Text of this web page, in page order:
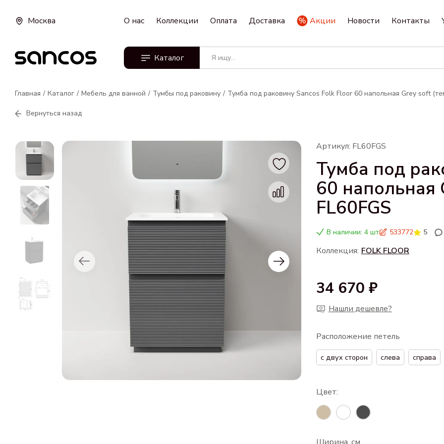
Москва О нас Коллекции Оплата Доставка Акции Новости Контакты
Каталог
Главная Каталог Мебель для ванной Тумбы под раковину Тумба под раковину Sancos Folk Floor 60 напольная Grey soft
Вернуться назад
Артикул: FL60FGS
Тумба под
60 напольная
FL60FGS
В наличии: 4 шт 533772 5
Коллекция: FOLK FLOOR
34 670 ₽
Нашли дешевле?
Расположение петель
с двух сторон слева справа